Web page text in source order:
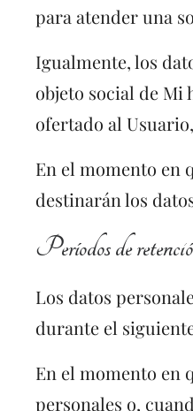
para atender una
Igualmente, los
objeto social de Mi
ofertado al
En el momento en
destinarán los
Períodos de
Los datos
durante el
En el momento en
personales o,